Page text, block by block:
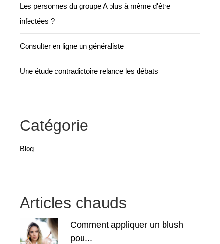
Les personnes du groupe A plus à même d'être
infectées ?
Consulter en ligne un généraliste
Une étude contradictoire relance les débats
Catégorie
Blog
Articles chauds
Comment appliquer un blush
pou...